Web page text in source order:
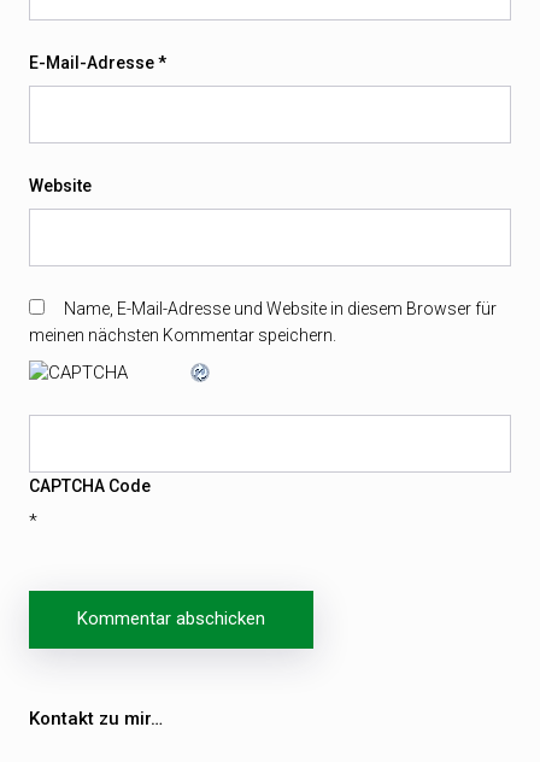
E-Mail-Adresse*
Website
Name, E-Mail-Adresse und Website in diesem Browser für
meinen nächsten Kommentar speichern.
CAPTCHA Code
*
Beitragsnavigation
Kontakt zu mir…